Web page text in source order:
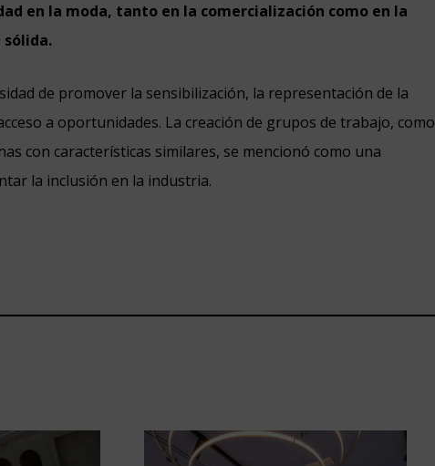
en la moda, tanto en la comercialización como en la
sólida.
de promover la sensibilización, la representación de la
a oportunidades. La creación de grupos de trabajo, como
con características similares, se mencionó como una
la inclusión en la industria.